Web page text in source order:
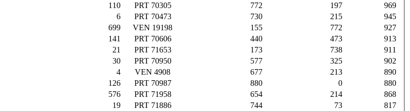
110 PRT 70305 772 197
969
6 PRT 70473 730 215
945
699 VEN 19198 155 772
927
141 PRT 70606 440 473
913
21 PRT 71653 173 738
911
30 PRT 70950 577 325
902
4 VEN 4908 677 213
890
126 PRT 70987 880 0
880
576 PRT 71958 654 214
868
19 PRT 71886 744 73
817